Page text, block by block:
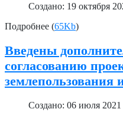
Создано: 19 октября
Подробнее (65Kb)
Введены
согласованию
землепользования
Создано: 06 июля 2021